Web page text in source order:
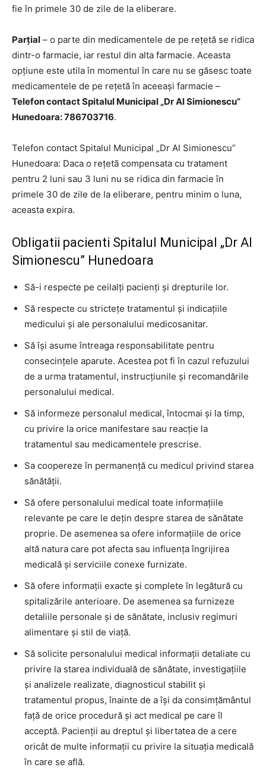
fie în primele 30 de zile de la eliberare.
Parțial – o parte din medicamentele de pe rețetă se ridica
dintr-o farmacie, iar restul din alta farmacie. Aceasta
opțiune este utila în momentul în care nu se găsesc toate
medicamentele de pe rețetă în aceeași farmacie –
Telefon contact Spitalul Municipal „Dr Al Simionescu”
Hunedoara: 786703716.
Telefon contact Spitalul Municipal „Dr Al Simionescu”
Hunedoara: Daca o rețetă compensata cu tratament
pentru 2 luni sau 3 luni nu se ridica din farmacie în
primele 30 de zile de la eliberare, pentru minim o luna,
aceasta expira.
Obligatii pacienti Spitalul Municipal „Dr Al
Simionescu” Hunedoara
Să-i respecte pe ceilalţi pacienţi şi drepturile lor.
Să respecte cu stricteţe tratamentul şi indicaţiile
medicului şi ale personalului medicosanitar.
Să îşi asume întreaga responsabilitate pentru
consecinţele aparute. Acestea pot fi în cazul refuzului
de a urma tratamentul, instrucţiunile şi recomandările
personalului medical.
Să informeze personalul medical, întocmai şi la timp,
cu privire la orice manifestare sau reacţie la
tratamentul sau medicamentele prescrise.
Sa coopereze în permanenţă cu medicul privind starea
sănătăţii.
Să ofere personalului medical toate informaţiile
relevante pe care le deţin despre starea de sănătate
proprie. De asemenea sa ofere informaţiile de orice
altă natura care pot afecta sau influenţa îngrijirea
medicală şi serviciile conexe furnizate.
Să ofere informaţii exacte şi complete în legătură cu
spitalizările anterioare. De asemenea sa furnizeze
detaliile personale şi de sănătate, inclusiv regimuri
alimentare şi stil de viaţă.
Să solicite personalului medical informaţii detaliate cu
privire la starea individuală de sănătate, investigaţiile
şi analizele realizate, diagnosticul stabilit şi
tratamentul propus, înainte de a îşi da consimţământul
faţă de orice procedură şi act medical pe care îl
acceptă. Pacienţii au dreptul şi libertatea de a cere
oricât de multe informaţii cu privire la situaţia medicală
în care se află.